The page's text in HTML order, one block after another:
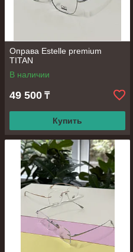
Оправа Estelle premium
TITAN
В наличии
49 500 ₸
Купить